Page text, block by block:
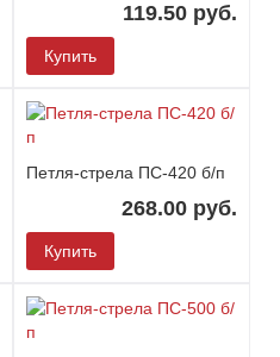
119.50 руб.
Купить
Петля-стрела ПС-420 б/п
268.00 руб.
Купить